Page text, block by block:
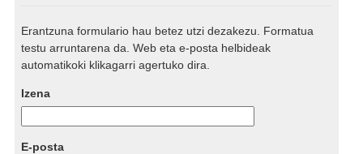
Erantzuna formulario hau betez utzi dezakezu. Formatua
testu arruntarena da. Web eta e-posta helbideak
automatikoki klikagarri agertuko dira.
Izena
E-posta